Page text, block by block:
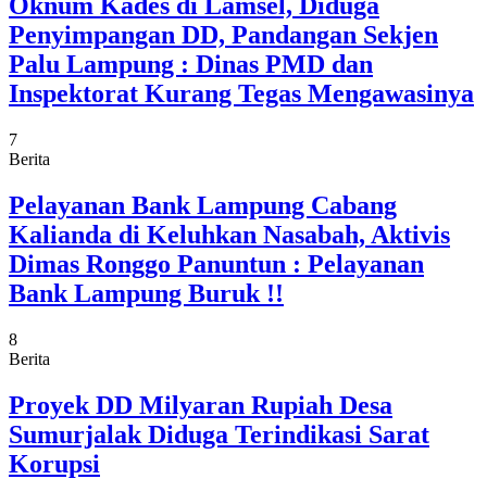
Oknum Kades di Lamsel, Diduga
Penyimpangan DD, Pandangan Sekjen
Palu Lampung : Dinas PMD dan
Inspektorat Kurang Tegas Mengawasinya
7
Berita
Pelayanan Bank Lampung Cabang
Kalianda di Keluhkan Nasabah, Aktivis
Dimas Ronggo Panuntun : Pelayanan
Bank Lampung Buruk !!
8
Berita
Proyek DD Milyaran Rupiah Desa
Sumurjalak Diduga Terindikasi Sarat
Korupsi